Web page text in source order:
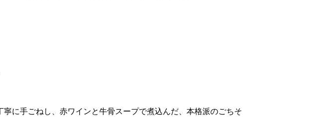
に手ごねし、赤ワインと牛骨スープで煮込んだ、本格派のごちそ